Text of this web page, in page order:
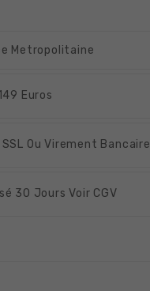
Metropolitaine
Euros
SSL Ou Virement Bancaire
30 Jours Voir CGV